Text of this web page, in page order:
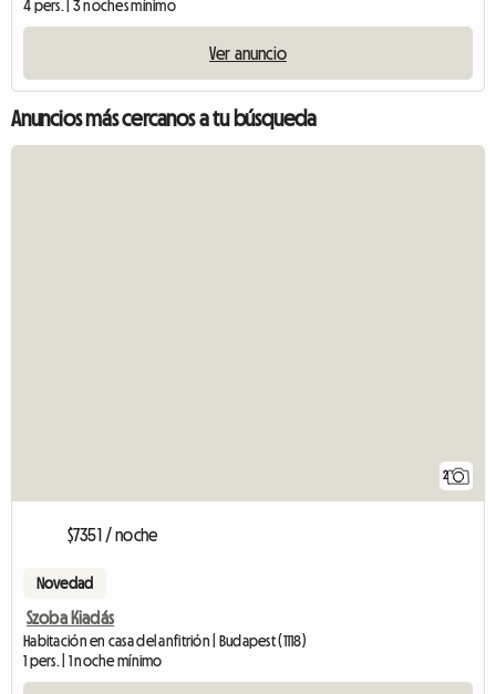
4 pers. | 3 noches mínimo
Ver anuncio
Anuncios más cercanos a tu búsqueda
2
$7351 / noche
Novedad
Szoba Kiadás
Habitación en casa del anfitrión | Budapest (1118)
1 pers. | 1 noche mínimo